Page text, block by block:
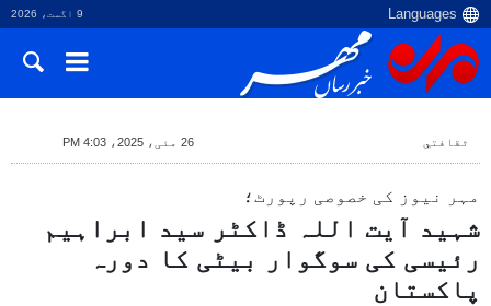
9 اگست، 2026
ثقافتي 26 مئی، 2025، 4:03 PM
مہر نیوز کی خصوصی رپورٹ؛
شہید آیت اللہ ڈاکٹر سید ابراہیم
رئیسی کی سوگوار بیٹی کا دورہ
پاکستان